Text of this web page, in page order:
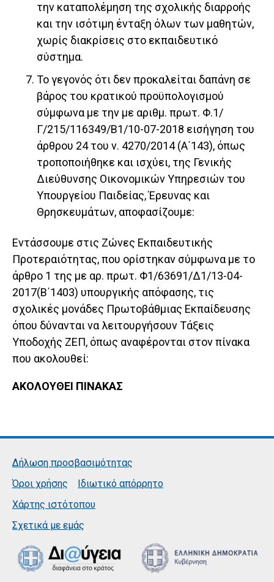
την καταπολέμηση της σχολικής διαρροής
και την ισότιμη ένταξη όλων των μαθητών,
χωρίς διακρίσεις στο εκπαιδευτικό
σύστημα.
Το γεγονός ότι δεν προκαλείται δαπάνη σε
βάρος του κρατικού προϋπολογισμού
σύμφωνα με την με αριθμ. πρωτ. Φ.1/
Γ/215/116349/Β1/10-07-2018 εισήγηση του
άρθρου 24 του ν. 4270/2014 (Α΄143), όπως
τροποποιήθηκε και ισχύει, της Γενικής
Διεύθυνσης Οικονομικών Υπηρεσιών του
Υπουργείου Παιδείας, Έρευνας και
Θρησκευμάτων, αποφασίζουμε:
Εντάσσουμε στις Ζώνες Εκπαιδευτικής
Προτεραιότητας, που ορίστηκαν σύμφωνα με το
άρθρο 1 της με αρ. πρωτ. Φ1/63691/Δ1/13-04-
2017(Β΄1403) υπουργικής απόφασης, τις
σχολικές μονάδες Πρωτοβάθμιας Εκπαίδευσης
όπου δύνανται να λειτουργήσουν Τάξεις
Υποδοχής ΖΕΠ, όπως αναφέρονται στον πίνακα
που ακολουθεί:
ΑΚΟΛΟΥΘΕΙ ΠΙΝΑΚΑΣ
Δήλωση προσβασιμότητας
Όροι χρήσης
Ιδιωτικό απόρρητο
Χάρτης ιστότοπου
Σχετικά με εμάς